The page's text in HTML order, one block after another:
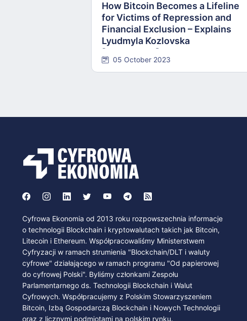
How Bitcoin Becomes a Lifeline
for Victims of Repression and
Financial Exclusion – Explains
Lyudmyla Kozlovska
05 October 2023
Cyfrowa Ekonomia od 2013 roku rozpowszechnia informacje
o technologii Blockchain i kryptowalutach takich jak Bitcoin,
Litecoin i Ethereum. Współpracowaliśmy Ministerstwem
Cyfryzacji w ramach strumienia "Blockchain/DLT i waluty
cyfrowe" działającego w ramach programu "Od papierowej
do cyfrowej Polski". Byliśmy członkami Zespołu
Parlamentarnego ds. Technologii Blockchain i Walut
Cyfrowych. Współpracujemy z Polskim Stowarzyszeniem
Bitcoin, Izbą Gospodarczą Blockchain i Nowych Technologii
oraz z licznymi podmiotami na polskim rynku.